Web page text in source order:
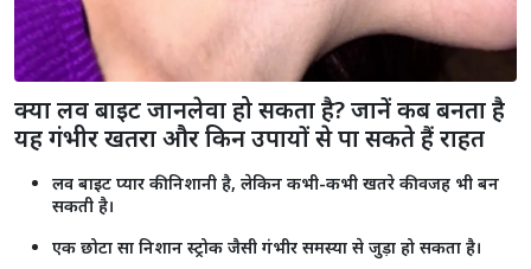
राजस्थान में किसानों के लिए सुरक्षा कवच बनी प्रधानमंत्री फसल बीमा योजना,
लाखों अन्नदाताओं को मिला आर्थिक सुरक्षा कवच